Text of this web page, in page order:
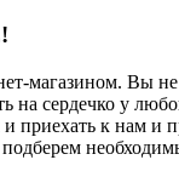
магазином. Вы
на сердечко у
и приехать к нам